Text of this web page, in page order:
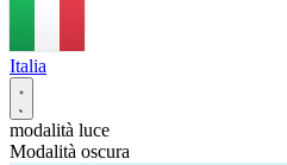
Italia
modalità luce
Modalità oscura